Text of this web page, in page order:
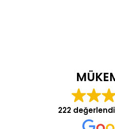
222